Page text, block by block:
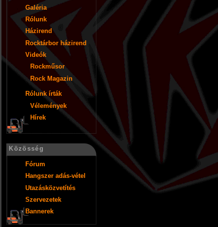
Galéria
Rólunk
Házirend
Rocktárbor házirend
Videók
Rockműsor
Rock Magazin
Rólunk írták
Vélemények
Hírek
Közösség
Fórum
Hangszer adás-vétel
Utazásközvetítés
Szervezetek
Bannerek